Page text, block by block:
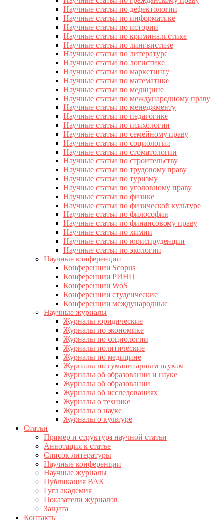
Научные статьи по дефектологии
Научные статьи по информатике
Научные статьи по истории
Научные статьи по криминалистике
Научные статьи по лингвистике
Научные статьи по литературе
Научные статьи по логистике
Научные статьи по маркетингу
Научные статьи по математике
Научные статьи по медицине
Научные статьи по международному праву
Научные статьи по менеджменту
Научные статьи по педагогике
Научные статьи по психологии
Научные статьи по семейному праву
Научные статьи по социологии
Научные статьи по стоматологии
Научные статьи по строительству
Научные статьи по трудовому праву
Научные статьи по туризму
Научные статьи по уголовному праву
Научные статьи по физике
Научные статьи по физической культуре
Научные статьи по философии
Научные статьи по финансовому праву
Научные статьи по химии
Научные статьи по юриспруденции
Научные статьи по экологии
Научные конференции
Конференции Scopus
Конференции РИНЦ
Конференции WoS
Конференции студенческие
Конференции международные
Научные журналы
Журналы юридические
Журналы по экономике
Журналы по социологии
Журналы политические
Журналы по медицине
Журналы по гуманитарным наукам
Журналы об образовании и науке
Журналы об образовании
Журналы об исследованиях
Журналы о технике
Журналы о науке
Журналы о культуре
Статьи
Пример и структура научной статьи
Аннотация к статье
Список литературы
Научные конференции
Научные журналы
Публикация ВАК
Гугл академия
Показатели журналов
Защита
Контакты